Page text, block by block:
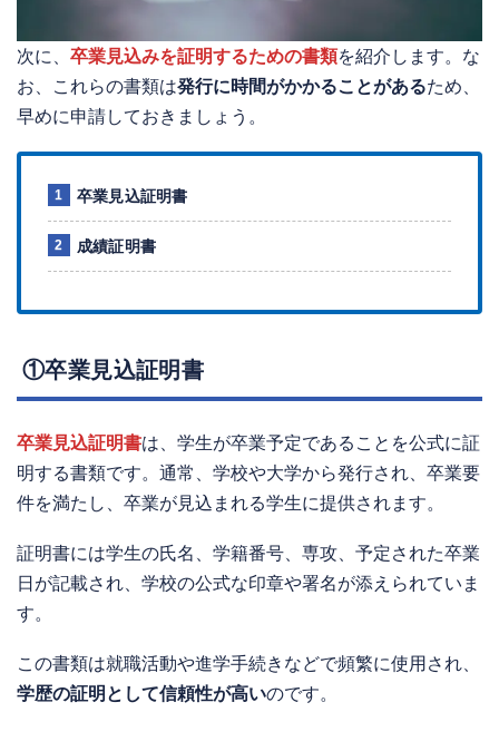
次に、 卒業見込みを証明するための書類を紹介します。な
お、これらの書類は発行に時間がかかることがあるため、
早めに申請しておきましょう。
卒業見込証明書
成績証明書
①卒業見込証明書
卒業見込証明書は、学生が卒業予定であることを公式に証
明する書類です。通常、学校や大学から発行され、卒業要
件を満たし、卒業が見込まれる学生に提供されます。
証明書には学生の氏名、学籍番号、専攻、予定された卒業
日が記載され、学校の公式な印章や署名が添えられていま
す。
この書類は就職活動や進学手続きなどで頻繁に使用され、
学歴の証明として信頼性が高いのです。